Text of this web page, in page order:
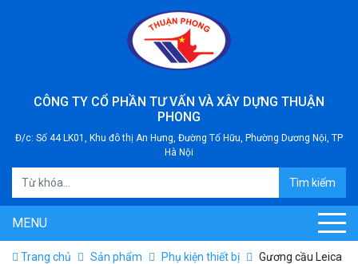
CÔNG TY CỔ PHẦN TƯ VẤN VÀ XÂY DỰNG THUẬN
PHONG
Đ/c: Số 44 LK01, Khu đô thị An Hưng, Đường Tố Hữu, Phường Dương Nội, TP
Hà Nội
Tìm kiếm
MENU
Trang chủ Sản phẩm Phụ kiện thiết bị
Gương cầu Leica